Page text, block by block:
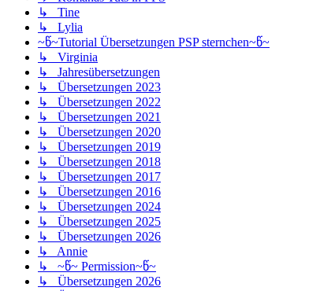
↳ Tine
↳ Lylia
~წ~Tutorial Übersetzungen PSP sternchen~წ~
↳ Virginia
↳ Jahresübersetzungen
↳ Übersetzungen 2023
↳ Übersetzungen 2022
↳ Übersetzungen 2021
↳ Übersetzungen 2020
↳ Übersetzungen 2019
↳ Übersetzungen 2018
↳ Übersetzungen 2017
↳ Übersetzungen 2016
↳ Übersetzungen 2024
↳ Übersetzungen 2025
↳ Übersetzungen 2026
↳ Annie
↳ ~წ~ Permission~წ~
↳ Übersetzungen 2026